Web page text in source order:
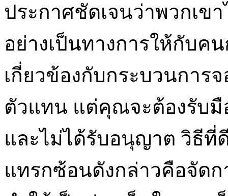
ประกาศชัดเจนว่าพวกเข
อย่างเป็นทางการให้กับค
เกี่ยวข้องกับกระบวนการ
ตัวแทน แต่คุณจะต้องรับ
และไม่ได้รับอนุญาต วิธีที่
แทรกซ้อนดังกล่าวคือจัดก